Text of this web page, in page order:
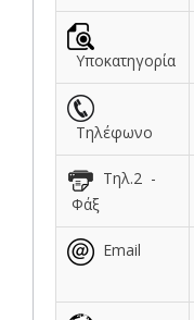
Υποκατηγορία
Τηλέφωνο
Τηλ.2 -
Φάξ
Email